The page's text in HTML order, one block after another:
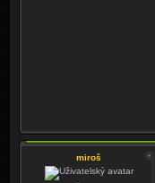
miroš